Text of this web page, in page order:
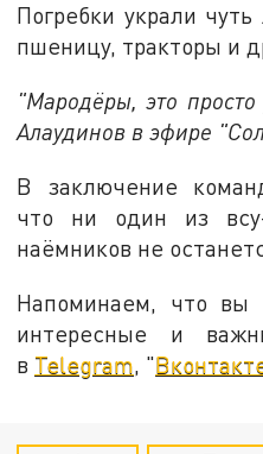
Погребки украли
пшеницу, тракторы и
"Мародёры, это
Алаудинов в эфире
В заключение
что ни один из
наёмников не
Напоминаем, что вы
интересные и
в Telegram , "